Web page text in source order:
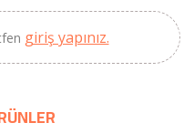
giriş yapınız.